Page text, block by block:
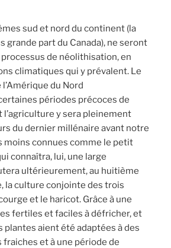
sud et nord du continent (la
grande part du Canada), ne seront
de néolithisation, en
climatiques qui y prévalent. Le
du Nord
périodes précoces de
y sera pleinement
du dernier millénaire avant notre
moins connues comme le petit
connaîtra, lui, une large
ultérieurement, au huitième
la culture conjointe des trois
et le haricot. Grâce à une
fertiles et faciles à défricher, et
plantes aient été adaptées à des
et à une période de